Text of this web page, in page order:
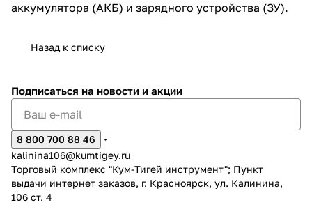
аккумулятора (АКБ) и зарядного устройства (ЗУ).
Назад к списку
Подписаться на новости и акции
8 800 700 88 46
kalinina106@kumtigey.ru
Торговый комплекс "Кум-Тигей инструмент"; Пункт
выдачи интернет заказов, г. Красноярск, ул. Калинина,
106 ст. 4